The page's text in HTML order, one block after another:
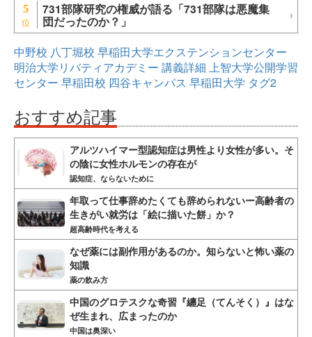
5 731部隊研究の権威が語る「731部隊は悪魔集
団だったのか？」
中野校 八丁堀校 早稲田大学エクステンションセンター
明治大学リバティアカデミー 講義詳細 上智大学公開学習
センター 早稲田校 四谷キャンパス 早稲田大学 タグ2
おすすめ記事
アルツハイマー型認知症は男性より女性が多い。そ
の陰に女性ホルモンの存在が
認知症、ならないために
年取って仕事辞めたくても辞められないー高齢者の
生きがい就労は「絵に描いた餅」か？
超高齢時代を考える
なぜ薬には副作用があるのか。知らないと怖い薬の
知識
薬の飲み方
中国のグロテスクな奇習『纏足（てんそく）』はな
ぜ生まれ、広まったのか
中国は奥深い